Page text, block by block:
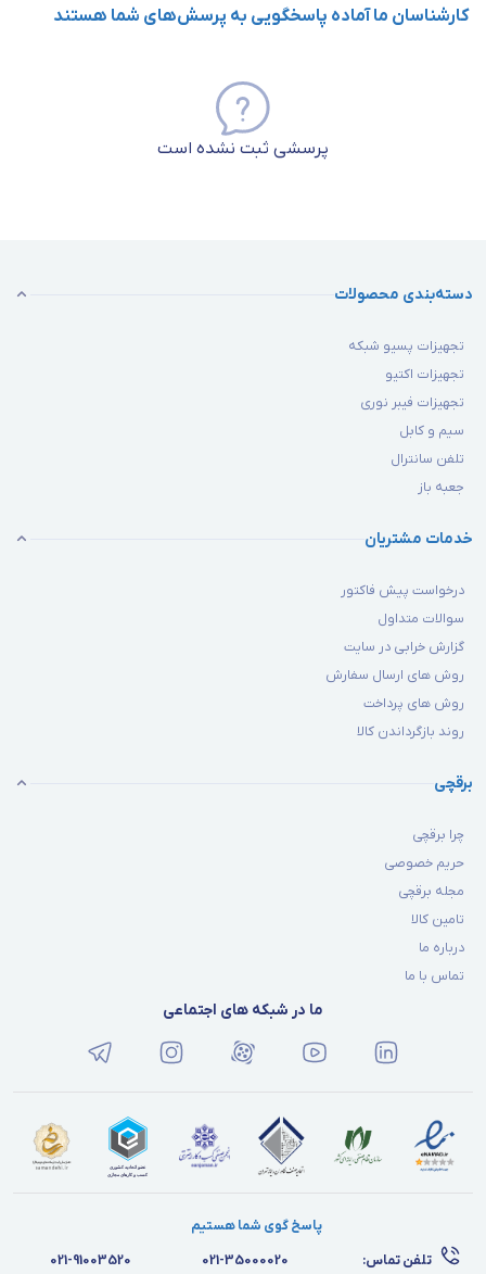
کارشناسان ما آماده پاسخگویی به پرسش‌های شما هستند
پرسشی ثبت نشده است
دسته‌بندی محصولات
تجهیزات پسیو شبکه
تجهیزات اکتیو
تجهیزات فیبر نوری
سیم و کابل
تلفن سانترال
جعبه باز
خدمات مشتریان
درخواست پیش فاکتور
سوالات متداول
گزارش خرابی در سایت
روش های ارسال سفارش
روش های پرداخت
روند بازگرداندن کالا
برقچی
چرا برقچی
حریم خصوصی
مجله برقچی
تامین کالا
درباره ما
تماس با ما
ما در شبکه های اجتماعی
پاسخ گوی شما هستیم
تلفن تماس:
021-35000020
021-91003520